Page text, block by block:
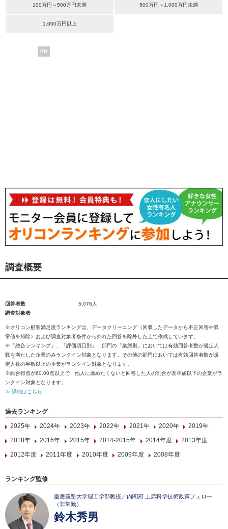
100万円～500万円未満 500万円～1,000万円未満
1,000万円以上
PR
調査概要
回答者数
5,076人
調査対象者
※オリコン顧客満足度ランキングは、データクリーニング（回収したデータから不正回答や異
常値を排除）および調査対象者条件から外れた回答を除外した上で作成しています。
※「総合ランキング」、「評価項目別」、部門の「業態別」においては有効回答者数が規定人
数を満たした企業のみランクイン対象となります。その他の部門においては有効回答者数が規
定人数の半数以上の企業がランクイン対象となります。
※総合得点が60.00点以上で、他人に薦めたくないと回答した人の割合が基準値以下の企業がラ
ンクイン対象となります。
≫ 詳細はこちら
過去ランキング
2025年
2024年 2023年 2022年 2021年 2020年
2019年
2018年
2016年 2015年 2014-2015年 2014年度
2013年度
2012年度
2011年度 2010年度 2009年度 2008年度
ランキング監修
慶應義塾大学理工学部教授／内閣府 上席科学技術政策フェロー
（非常勤）
鈴木秀男